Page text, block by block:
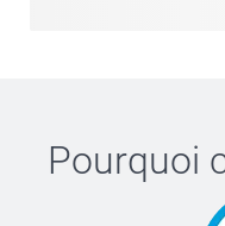
Pourquoi